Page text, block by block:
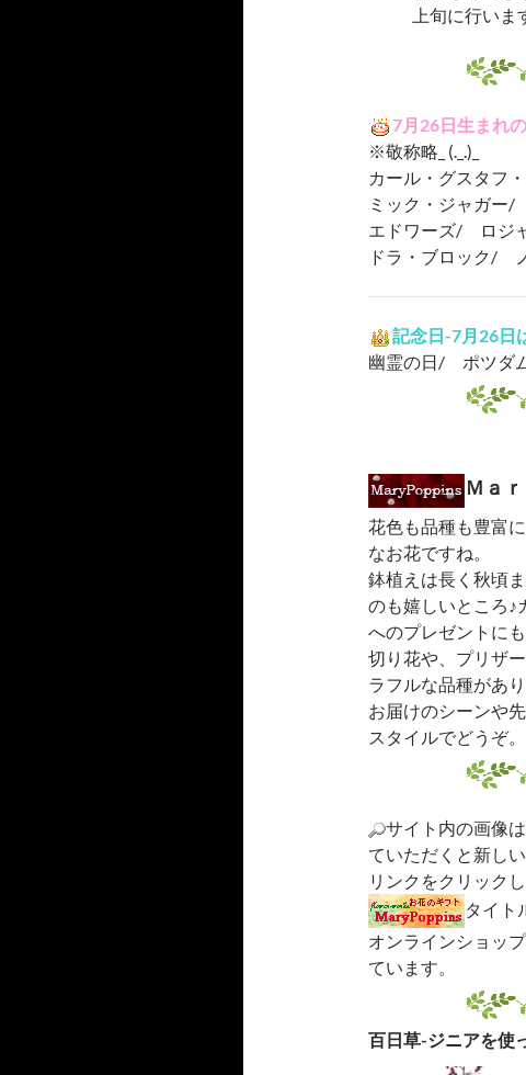
上旬に行いま
7月26日生まれ
※敬称略_ (._.)_
カール・グスタフ
ミック・ジャガー
エドワーズ/ ロジ
ドラ・ブロック/
記念日-7月26日
幽霊の日/ ポツダ
Ｍａ
花色も品種も豊富
なお花ですね。
鉢植えは長く秋頃
のも嬉しいところ♪
へのプレゼントに
切り花や、プリザ
ラフルな品種があり
お届けのシーンや
スタイルでどうぞ。
サイト内の画像
ていただくと新し
リンクをクリック
タイト
オンラインショッ
ています。
百日草-ジニアを使